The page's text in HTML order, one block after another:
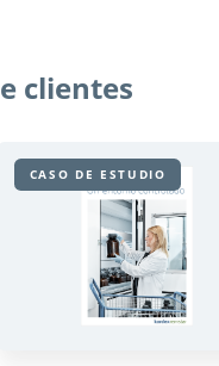
clientes
CASO DE ESTUDIO